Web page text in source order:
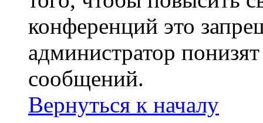
конференций это
администратор
сообщений.
Вернуться к началу